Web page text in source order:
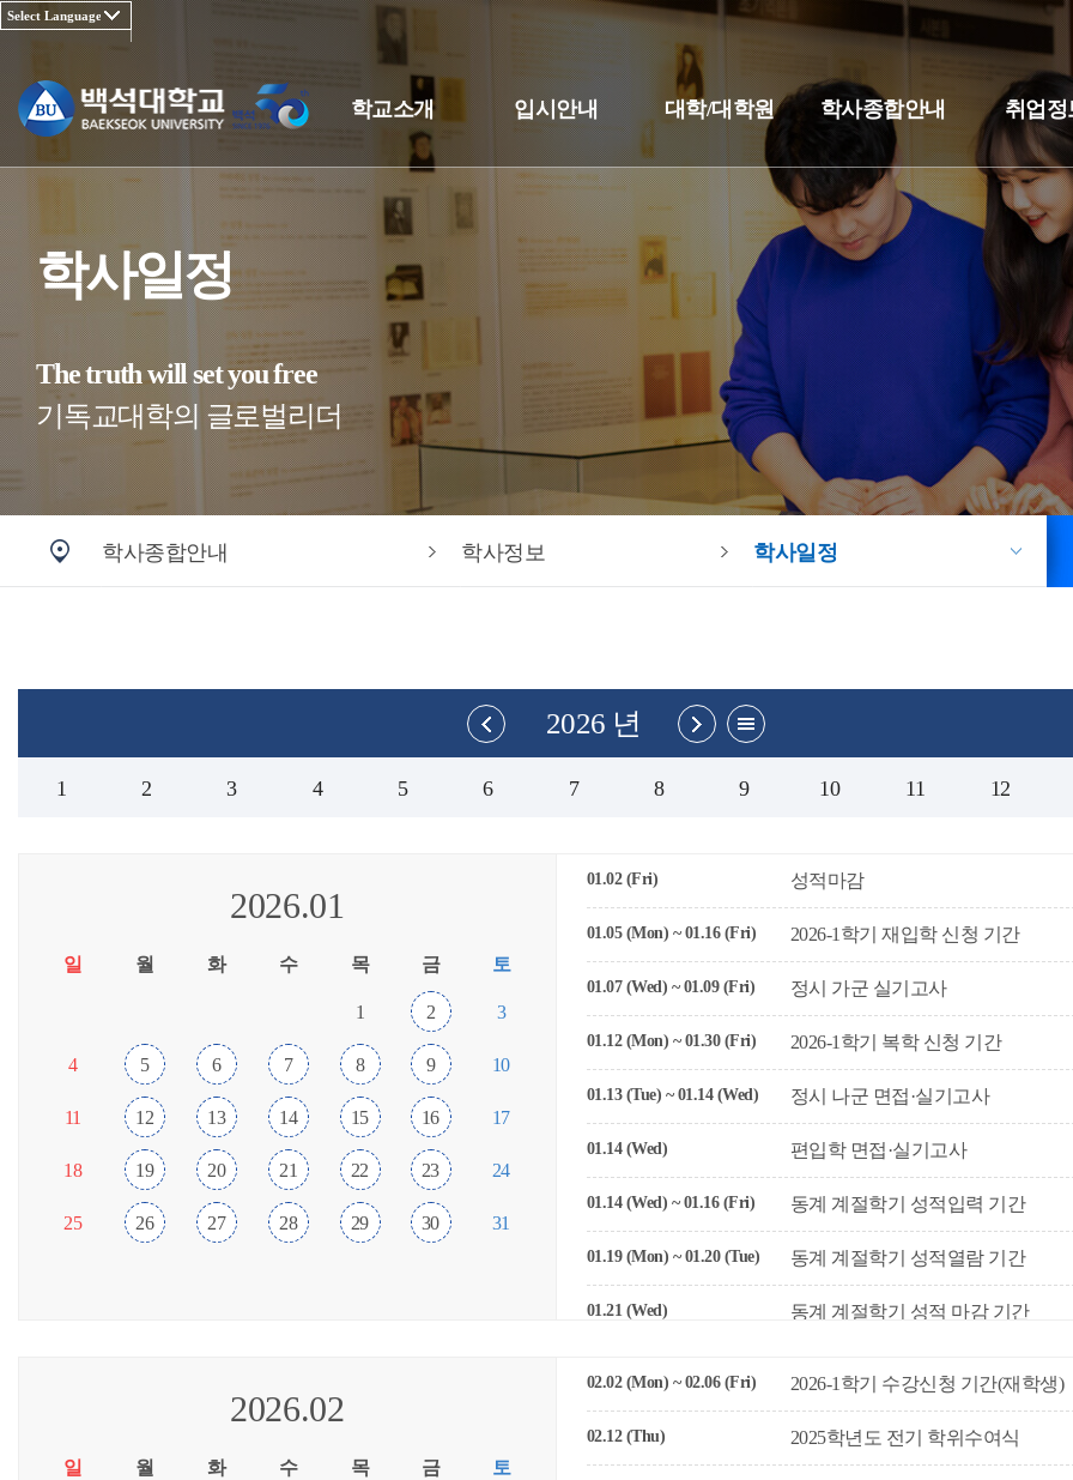
학교소개 입시안내 대학/대학원 학사종합안내 취업정
학사일정
The truth will set you free
기독교대학의 글로벌리더
학사종합안내 학사정보 학사일정
2026 년
1 2 3 4 5 6 7 8 9 10 11 12
2026.01
일 월 화 수 목 금 토
1 2 3
4 5 6 7 8 9 10
11 12 13 14 15 16 17
18 19 20 21 22 23 24
25 26 27 28 29 30 31
01.02 (Fri) 성적마감
01.05 (Mon) ~ 01.16 (Fri) 2026-1학기 재입학 신청 기간
01.07 (Wed) ~ 01.09 (Fri) 정시 가군 실기고사
01.12 (Mon) ~ 01.30 (Fri) 2026-1학기 복학 신청 기간
01.13 (Tue) ~ 01.14 (Wed) 정시 나군 면접·실기고사
01.14 (Wed) 편입학 면접·실기고사
01.14 (Wed) ~ 01.16 (Fri) 동계 계절학기 성적입력 기간
01.19 (Mon) ~ 01.20 (Tue) 동계 계절학기 성적열람 기간
01.21 (Wed) 동계 계절학기 성적 마감 기간
2026.02
일 월 화 수 목 금 토
02.02 (Mon) ~ 02.06 (Fri) 2026-1학기 수강신청 기간(재학생)
02.12 (Thu) 2025학년도 전기 학위수여식